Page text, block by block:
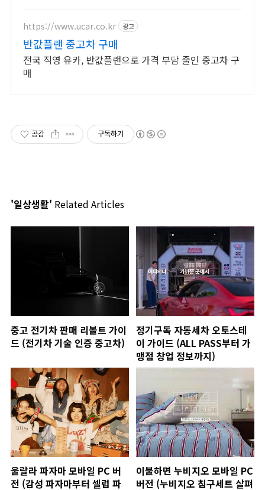
https://www.ucar.co.kr 광고
반값플랜 중고차 구매
전국 직영 유카, 반값플랜으로 가격 부담 줄인 중고차 구
매
공감 구독하기
'일상생활' Related Articles
중고 전기차 판매 리볼트 가이
드 (전기차 기술 인증 중고차)
정기구독 자동세차 오토스테
이 가이드 (ALL PASS부터 가
맹점 창업 정보까지)
울랄라 파자마 모바일 PC 버
전 (감성 파자마부터 셀럽 파
이불하면 누비지오 모바일 PC
버전 (누비지오 침구세트 살펴